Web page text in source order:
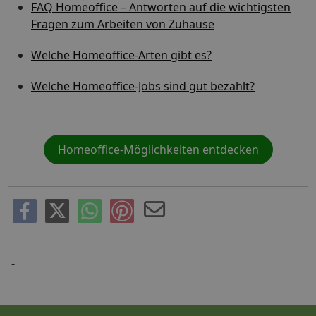
FAQ Homeoffice – Antworten auf die wichtigsten
Fragen zum Arbeiten von Zuhause
Welche Homeoffice-Arten gibt es?
Welche Homeoffice-Jobs sind gut bezahlt?
Homeoffice-Möglichkeiten entdecken
-